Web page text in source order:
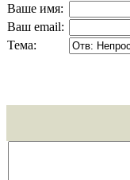
Ваше имя:
Ваш email:
Тема: